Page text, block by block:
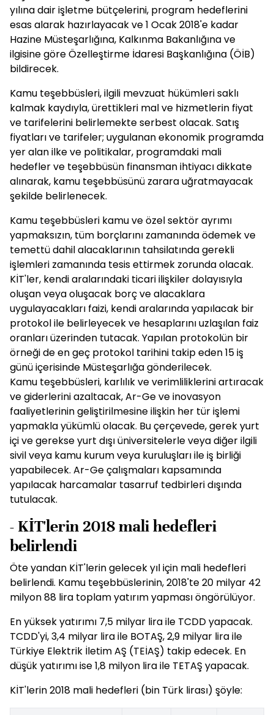
yılına dair işletme bütçelerini, program hedeflerini
esas alarak hazırlayacak ve 1 Ocak 2018'e kadar
Hazine Müsteşarlığına, Kalkınma Bakanlığına ve
ilgisine göre Özelleştirme İdaresi Başkanlığına (ÖİB)
bildirecek.
Kamu teşebbüsleri, ilgili mevzuat hükümleri saklı
kalmak kaydıyla, ürettikleri mal ve hizmetlerin fiyat
ve tarifelerini belirlemekte serbest olacak. Satış
fiyatları ve tarifeler; uygulanan ekonomik programda
yer alan ilke ve politikalar, programdaki mali
hedefler ve teşebbüsün finansman ihtiyacı dikkate
alınarak, kamu teşebbüsünü zarara uğratmayacak
şekilde belirlenecek.
Kamu teşebbüsleri kamu ve özel sektör ayrımı
yapmaksızın, tüm borçlarını zamanında ödemek ve
temettü dahil alacaklarının tahsilatında gerekli
işlemleri zamanında tesis ettirmek zorunda olacak.
KİT'ler, kendi aralarındaki ticari ilişkiler dolayısıyla
oluşan veya oluşacak borç ve alacaklara
uygulayacakları faizi, kendi aralarında yapılacak bir
protokol ile belirleyecek ve hesaplarını uzlaşılan faiz
oranları üzerinden tutacak. Yapılan protokolün bir
örneği de en geç protokol tarihini takip eden 15 iş
günü içerisinde Müsteşarlığa gönderilecek.
Kamu teşebbüsleri, karlılık ve verimliliklerini artıracak
ve giderlerini azaltacak, Ar-Ge ve inovasyon
faaliyetlerinin geliştirilmesine ilişkin her tür işlemi
yapmakla yükümlü olacak. Bu çerçevede, gerek yurt
içi ve gerekse yurt dışı üniversitelerle veya diğer ilgili
sivil veya kamu kurum veya kuruluşları ile iş birliği
yapabilecek. Ar-Ge çalışmaları kapsamında
yapılacak harcamalar tasarruf tedbirleri dışında
tutulacak.
- KİT'lerin 2018 mali hedefleri
belirlendi
Öte yandan KİT'lerin gelecek yıl için mali hedefleri
belirlendi. Kamu teşebbüslerinin, 2018'te 20 milyar 42
milyon 88 lira toplam yatırım yapması öngörülüyor.
En yüksek yatırımı 7,5 milyar lira ile TCDD yapacak.
TCDD'yi, 3,4 milyar lira ile BOTAŞ, 2,9 milyar lira ile
Türkiye Elektrik İletim AŞ (TEİAŞ) takip edecek. En
düşük yatırımı ise 1,8 milyon lira ile TETAŞ yapacak.
KİT'lerin 2018 mali hedefleri (bin Türk lirası) şöyle: